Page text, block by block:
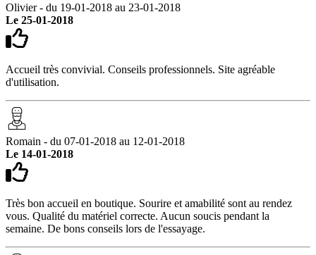
Olivier - du 19-01-2018 au 23-01-2018
Le 25-01-2018
Accueil très convivial. Conseils professionnels. Site agréable
d'utilisation.
Romain - du 07-01-2018 au 12-01-2018
Le 14-01-2018
Très bon accueil en boutique. Sourire et amabilité sont au rendez
vous. Qualité du matériel correcte. Aucun soucis pendant la
semaine. De bons conseils lors de l'essayage.